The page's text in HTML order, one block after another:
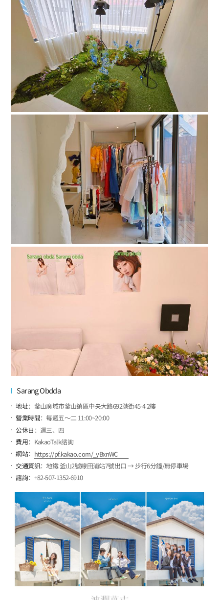
Sarang Obdda
地址：釜山廣域市釜山鎮區中央大路692號街45-4 2樓
營業時間：每週五～二 11:00~20:00
公休日 ：週三、四
費用：KakaoTalk諮詢
網站： https://pf.kakao.com/_yBxnWC
交通資訊：地鐵 釜山2號線田浦站7號出口 → 步行6分鐘/無停車場
諮詢：+82-507-1352-6910